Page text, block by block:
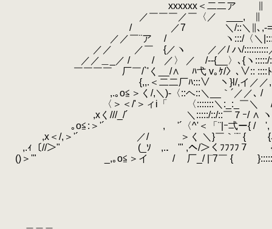
xxxxxx＜二二ア ∥
／￣￣￣／￣〈／ ___, ∥
/ ／7 ＼/::＼∥､,-=/＿__/＼ 「だが箒
／／￣¨ア / ヽ:::/〈＼|::::￣￣{
／／ ／￣ {／ヽ ／／/ ハ/::::::::::／:}
／／＿_／ / / ／〉 ／ /‐‐{__〉､{ヽ
￣￣￣￣ 厂￣/`'く__/∧ ﾊ弋 v｡ｹ/〉､∨::
{,,.＜二二厂ﾊ:::∨ ヽ}l/,イ／／,.イ､{
,.｡o≦＞く/,＼)‐〈::ヘ::＼__｀´／／､ / |
〈＞＜/'＞ィi「 〈:::::::＼:_:_￣＼ / / | _二
,xく///_/´ ＼:::::/::/::￣７ｰ/ ∧ ヽ／::＼::
｡o≦:＞'´ ,
'´〈^'＜「¨|ｰ弌ー{ /
,x＜/,＞'´ ／/ ＞く ＼}￣｀¨¨ { {､:::::::::/
,.ｨ〔//＞" (_ｿ ,.． '" ,ヘ/＞くﾌﾌﾌﾌ７ {::::
()＞'" _,｡o≦＞イ / 厂_/ |¨7￣ { }::::::::{::::￣